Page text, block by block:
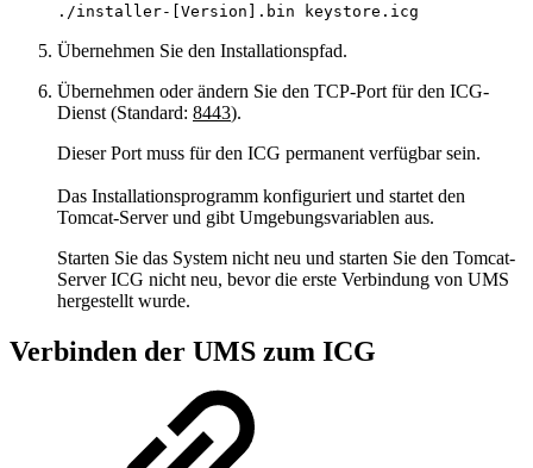
./installer-[Version].bin keystore.icg
Übernehmen Sie den Installationspfad.
Übernehmen oder ändern Sie den TCP-Port für den ICG-
Dienst (Standard: 8443).
Dieser Port muss für den ICG permanent verfügbar sein.
Das Installationsprogramm konfiguriert und startet den
Tomcat-Server und gibt Umgebungsvariablen aus.
Starten Sie das System nicht neu und starten Sie den Tomcat-
Server ICG nicht neu, bevor die erste Verbindung von UMS
hergestellt wurde.
Verbinden der UMS zum ICG